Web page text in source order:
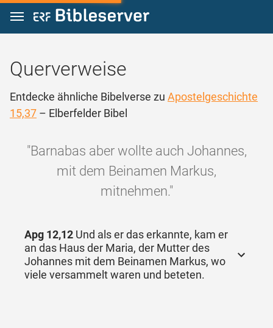
Zum Inhalt springen
Querverweise
Entdecke ähnliche Bibelverse zu Apostelgeschichte
15,37 – Elberfelder Bibel
"Barnabas aber wollte auch Johannes,
mit dem Beinamen Markus,
mitnehmen."
Apg 12,12 Und als er das erkannte, kam er
an das Haus der Maria, der Mutter des
Johannes mit dem Beinamen Markus, wo
viele versammelt waren und beteten.